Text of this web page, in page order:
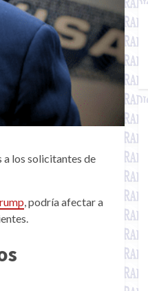
a los solicitantes de
, podría afectar a